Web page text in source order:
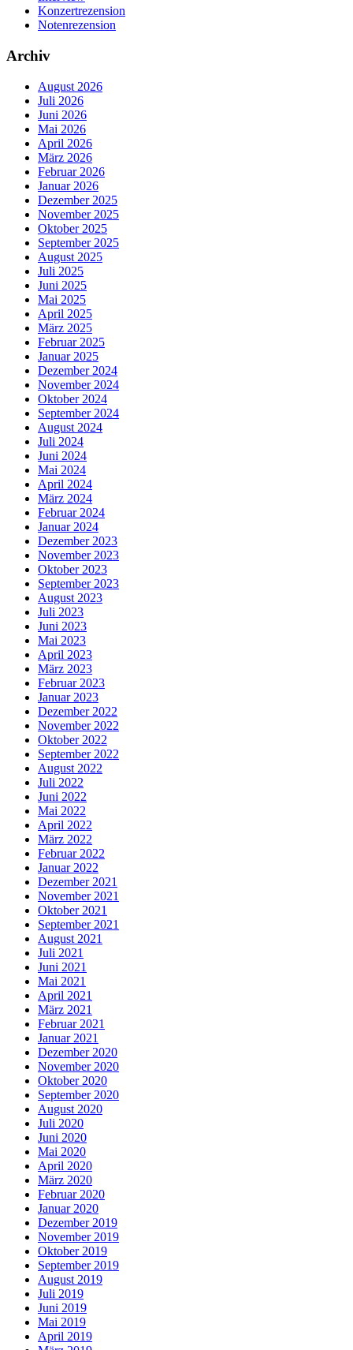
Konzertrezension
Notenrezension
Archiv
August 2026
Juli 2026
Juni 2026
Mai 2026
April 2026
März 2026
Februar 2026
Januar 2026
Dezember 2025
November 2025
Oktober 2025
September 2025
August 2025
Juli 2025
Juni 2025
Mai 2025
April 2025
März 2025
Februar 2025
Januar 2025
Dezember 2024
November 2024
Oktober 2024
September 2024
August 2024
Juli 2024
Juni 2024
Mai 2024
April 2024
März 2024
Februar 2024
Januar 2024
Dezember 2023
November 2023
Oktober 2023
September 2023
August 2023
Juli 2023
Juni 2023
Mai 2023
April 2023
März 2023
Februar 2023
Januar 2023
Dezember 2022
November 2022
Oktober 2022
September 2022
August 2022
Juli 2022
Juni 2022
Mai 2022
April 2022
März 2022
Februar 2022
Januar 2022
Dezember 2021
November 2021
Oktober 2021
September 2021
August 2021
Juli 2021
Juni 2021
Mai 2021
April 2021
März 2021
Februar 2021
Januar 2021
Dezember 2020
November 2020
Oktober 2020
September 2020
August 2020
Juli 2020
Juni 2020
Mai 2020
April 2020
März 2020
Februar 2020
Januar 2020
Dezember 2019
November 2019
Oktober 2019
September 2019
August 2019
Juli 2019
Juni 2019
Mai 2019
April 2019